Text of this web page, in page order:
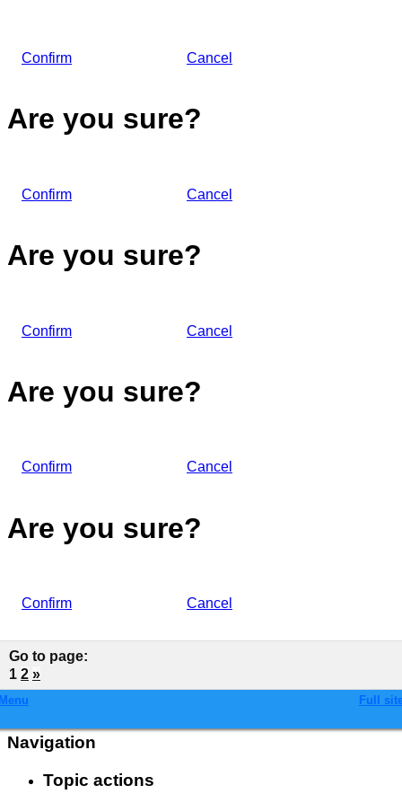
Confirm Cancel
Are you sure?
Confirm Cancel
Are you sure?
Confirm Cancel
Are you sure?
Confirm Cancel
Are you sure?
Confirm Cancel
Go to page:
1 2 »
Full
Navigation
Topic actions